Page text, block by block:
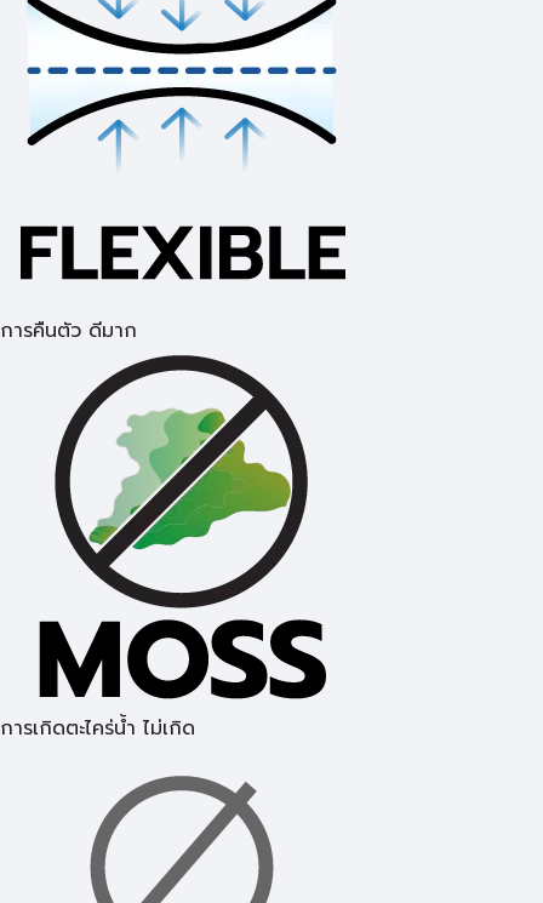
การคืนตัว ดีมาก
การเกิดตะไคร่น้ำ ไม่เกิด